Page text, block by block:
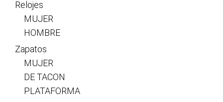
Relojes
MUJER
HOMBRE
Zapatos
MUJER
DE TACON
PLATAFORMA